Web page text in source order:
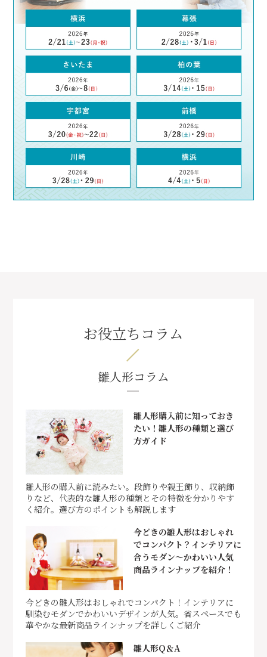
お役立ちコラム
雛人形コラム
雛人形購入前に知っておき
たい！雛人形の種類と選び
方ガイド
雛人形の購入前に読みたい。段飾りや親王飾り、収納飾
りなど、代表的な雛人形の種類とその特徴を分かりやす
く紹介。選び方のポイントも解説します
今どきの雛人形はおしゃれ
でコンパクト？インテリアに
合うモダン～かわいい人気
商品ラインナップを紹介！
今どきの雛人形はおしゃれでコンパクト！インテリアに
馴染むモダンでかわいいデザインが人気。省スペースでも
華やかな最新商品ラインナップを詳しくご紹介
雛人形Q＆A